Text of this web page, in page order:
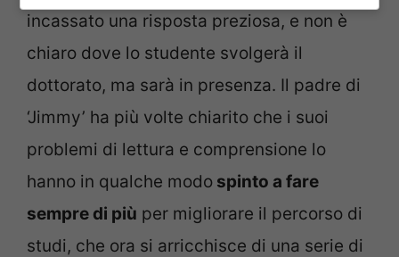
incassato una risposta preziosa, e non è
chiaro dove lo studente svolgerà il
dottorato, ma sarà in presenza. Il padre di
‘Jimmy’ ha più volte chiarito che i suoi
problemi di lettura e comprensione lo
hanno in qualche modo spinto a fare
sempre di più per migliorare il percorso di
studi, che ora si arricchisce di una serie di